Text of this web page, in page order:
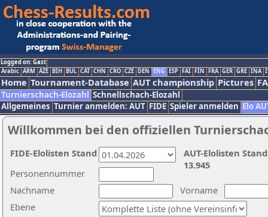
Logged on: Gast
Arabic ARM AZE BIH BUL CAT CHN CRO CZE DEN ENG ESP FAI FIN FRA GER GRE INA
Home Tournament-Database AUT championship Pictures
Turnierschach-Elozahl Schnellschach-Elozahl
Allgemeines Turnier anmelden: AUT FIDE Spieler anmelden Elo
Willkommen bei den offiziellen
Nachname
Vorname
Ebene
Personennummer
AUT-Elolisten
13.945
FIDE-Elolisten Stand